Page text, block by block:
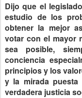
Dijo que el
estudio de los
obtener la mejor
votar con el mayor
sea posible,
conciencia
principios y los
y la mirada
verdadera justicia